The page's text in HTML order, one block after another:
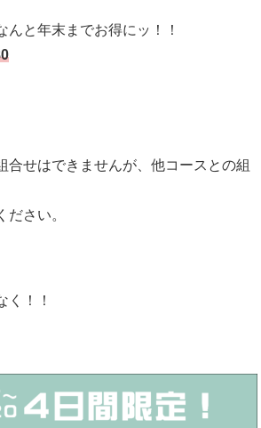
んと年末までお得にッ！！
合せはできませんが、他コースとの組
ださい。
く！！